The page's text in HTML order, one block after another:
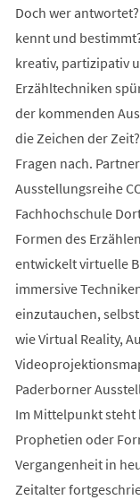
Doch wer
kennt und
kreativ, partizipativ
Erzähltechniken
der kommenden
die Zeichen der
Fragen nach.
Ausstellungsreihe
Fachhochschule
Formen des
entwickelt virtuelle
immersive
einzutauchen,
wie Virtual Reality,
Paderborner
Im Mittelpunkt steht
Prophetien oder
Vergangenheit in
Zeitalter